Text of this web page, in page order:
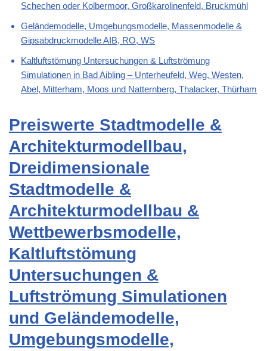
Schechen oder Kolbermoor, Großkarolinenfeld, Bruckmühl
Geländemodelle, Umgebungsmodelle, Massenmodelle &
Gipsabdruckmodelle AIB, RO, WS
Kaltluftstömung Untersuchungen & Luftströmung
Simulationen in Bad Aibling – Unterheufeld, Weg, Westen,
Abel, Mitterham, Moos und Natternberg, Thalacker, Thürham
Preiswerte Stadtmodelle &
Architekturmodellbau,
Dreidimensionale
Stadtmodelle &
Architekturmodellbau &
Wettbewerbsmodelle,
Kaltluftstömung
Untersuchungen &
Luftströmung Simulationen
und Geländemodelle,
Umgebungsmodelle,